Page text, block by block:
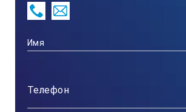
от 80 до 110 кПа(от 600 до 825 мм.рт.ст.)
канал измерений температуры